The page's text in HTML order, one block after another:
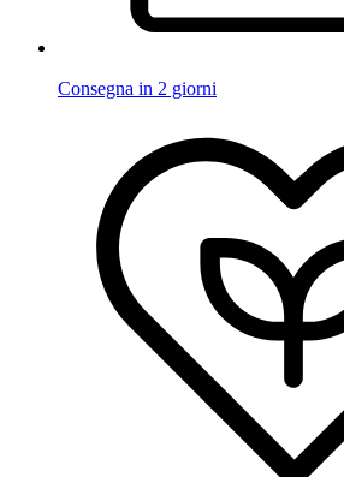
Consegna in 2 giorni